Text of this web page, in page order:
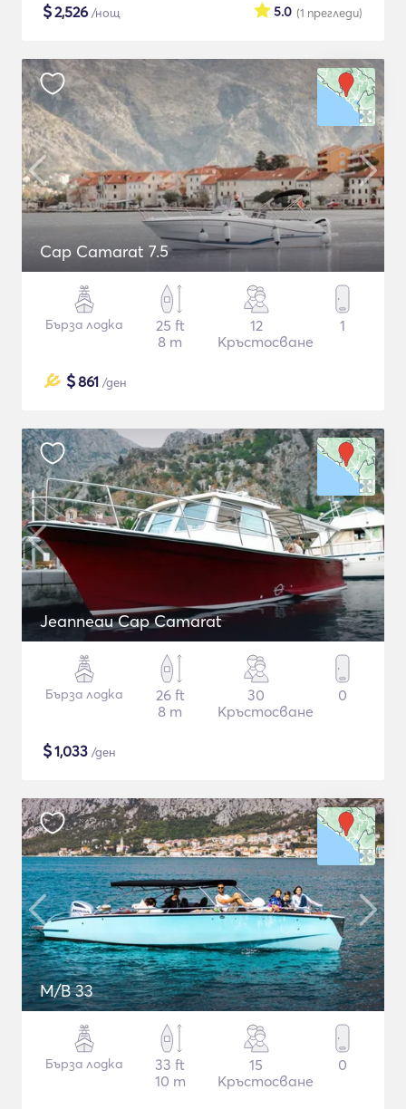
$2,526 /нощ (1 прегледи)
5.0
Cap Camarat 7.5
Бърза лодка
25 ft
8 m
12
Кръстосване
1
$861 /ден
Jeanneau Cap Camarat
Бърза лодка
26 ft
8 m
30
Кръстосване
0
$1,033 /ден
M/B 33
Бърза лодка
33 ft
10 m
15
Кръстосване
0